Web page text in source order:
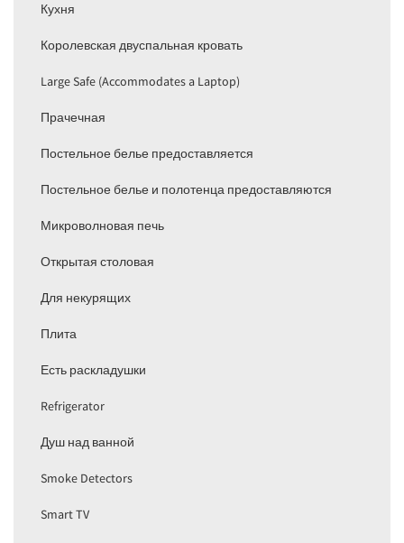
Кухня
Королевская двуспальная кровать
Large Safe (Accommodates a Laptop)
Прачечная
Постельное белье предоставляется
Постельное белье и полотенца предоставляются
Микроволновая печь
Открытая столовая
Для некурящих
Плита
Есть раскладушки
Refrigerator
Душ над ванной
Smoke Detectors
Smart TV